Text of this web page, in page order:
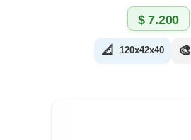
$7.200
📐 120x42x40 🎨